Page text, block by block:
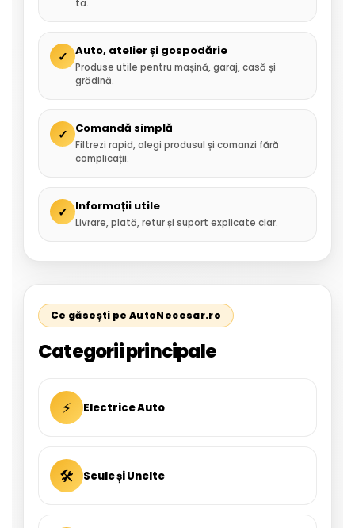
ta.
✓ Auto, atelier și gospodărie
Produse utile pentru mașină, garaj, casă și
grădină.
✓ Comandă simplă
Filtrezi rapid, alegi produsul și comanzi fără
complicații.
✓ Informații utile
Livrare, plată, retur și suport explicate clar.
Ce găsești pe AutoNecesar.ro
Categorii principale
⚡ Electrice Auto
🛠 Scule și Unelte